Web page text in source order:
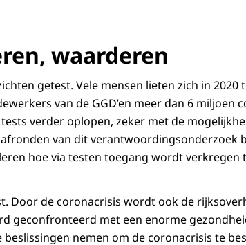
waarderen
getest. Vele mensen lieten zich in 2020
van de GGD’en meer dan 6 miljoen
verder oplopen, zeker met de
van dit verantwoordingsonderzoek
hoe via testen toegang wordt
Door de coronacrisis wordt ook de
geconfronteerd met een enorme
nemen om de coronacrisis te